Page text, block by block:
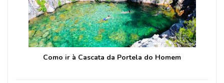
Como ir à Cascata da Portela do Homem